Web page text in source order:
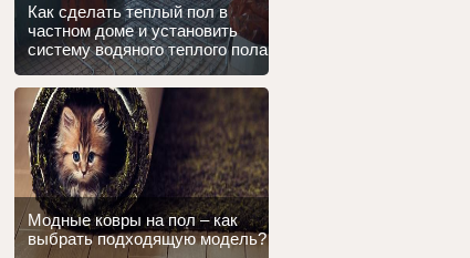
Как сделать теплый пол в
частном доме и установить
систему водяного теплого пола
Модные ковры на пол – как
выбрать подходящую модель?